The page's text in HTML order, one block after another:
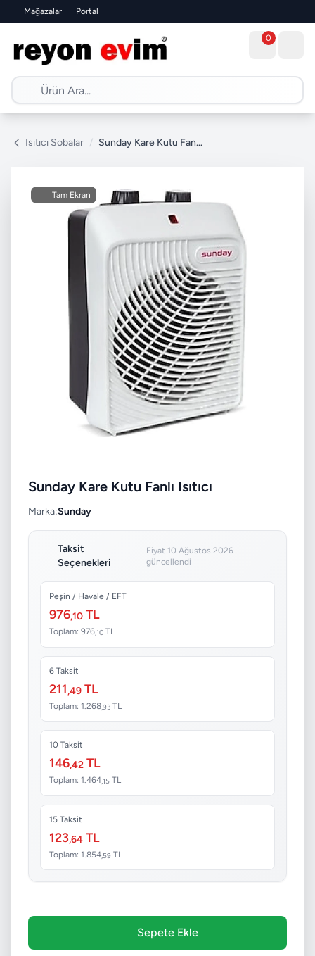
Mağazalar| Portal
0
Isıtıcı Sobalar / Sunday Kare Kutu Fanlı Isıtıcı
Tam Ekran
Sunday Kare Kutu Fanlı Isıtıcı
Marka:Sunday
Taksit
Seçenekleri
Fiyat 10 Ağustos 2026
güncellendi
Peşin / Havale / EFT
976,10 TL
Toplam: 976,10 TL
6 Taksit
211,49 TL
Toplam: 1.268,93 TL
10 Taksit
146,42 TL
Toplam: 1.464,15 TL
15 Taksit
123,64 TL
Toplam: 1.854 ,59 TL
Sepete Ekle